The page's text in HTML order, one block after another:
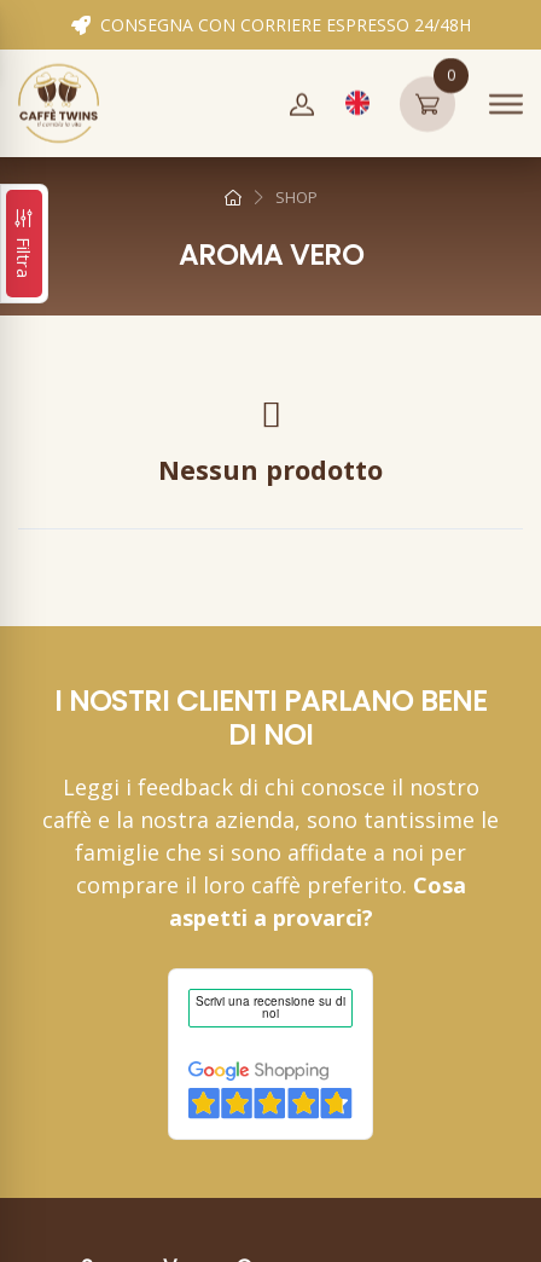
CONSEGNA CON CORRIERE ESPRESSO 24/48H
0
SHOP
AROMA VERO
Nessun prodotto
Filtra
I NOSTRI CLIENTI PARLANO BENE
DI NOI
Leggi i feedback di chi conosce il nostro
caffè e la nostra azienda, sono tantissime le
famiglie che si sono affidate a noi per
comprare il loro caffè preferito. Cosa
aspetti a provarci?